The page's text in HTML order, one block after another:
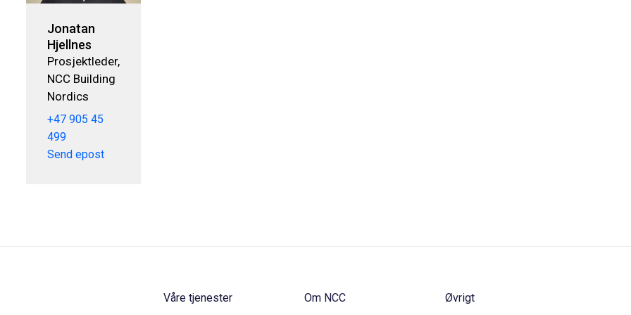
Jonatan
Hjellnes
Prosjektleder,
NCC Building
Nordics
+47 905 45
499
Send epost
Våre tjenester Om NCC Øvrigt